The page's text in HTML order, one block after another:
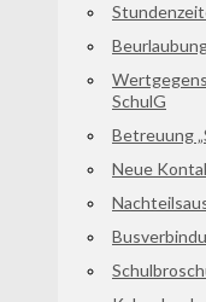
SchulG
Betreuung
Neue